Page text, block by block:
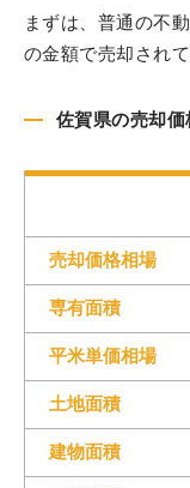
まずは、普通の不
の金額で売却され
佐賀県の売却価
売却価格相場
専有面積
平米単価相場
土地面積
建物面積